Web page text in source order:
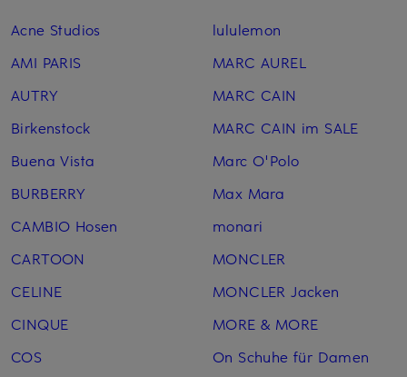
Acne Studios
AMI PARIS
AUTRY
Birkenstock
Buena Vista
BURBERRY
CAMBIO Hosen
CARTOON
CELINE
CINQUE
COS
lululemon
MARC AUREL
MARC CAIN
MARC CAIN im SALE
Marc O'Polo
Max Mara
monari
MONCLER
MONCLER Jacken
MORE & MORE
On Schuhe für Damen